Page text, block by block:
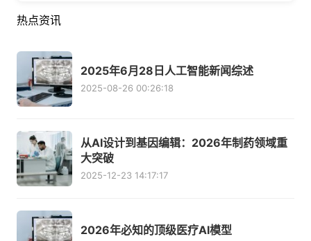
热点资讯
2025年6月28日人工智能新闻综述
2025-08-26 00:26:18
从AI设计到基因编辑：2026年制药领域重
大突破
2025-12-23 14:17:17
2026年必知的顶级医疗AI模型